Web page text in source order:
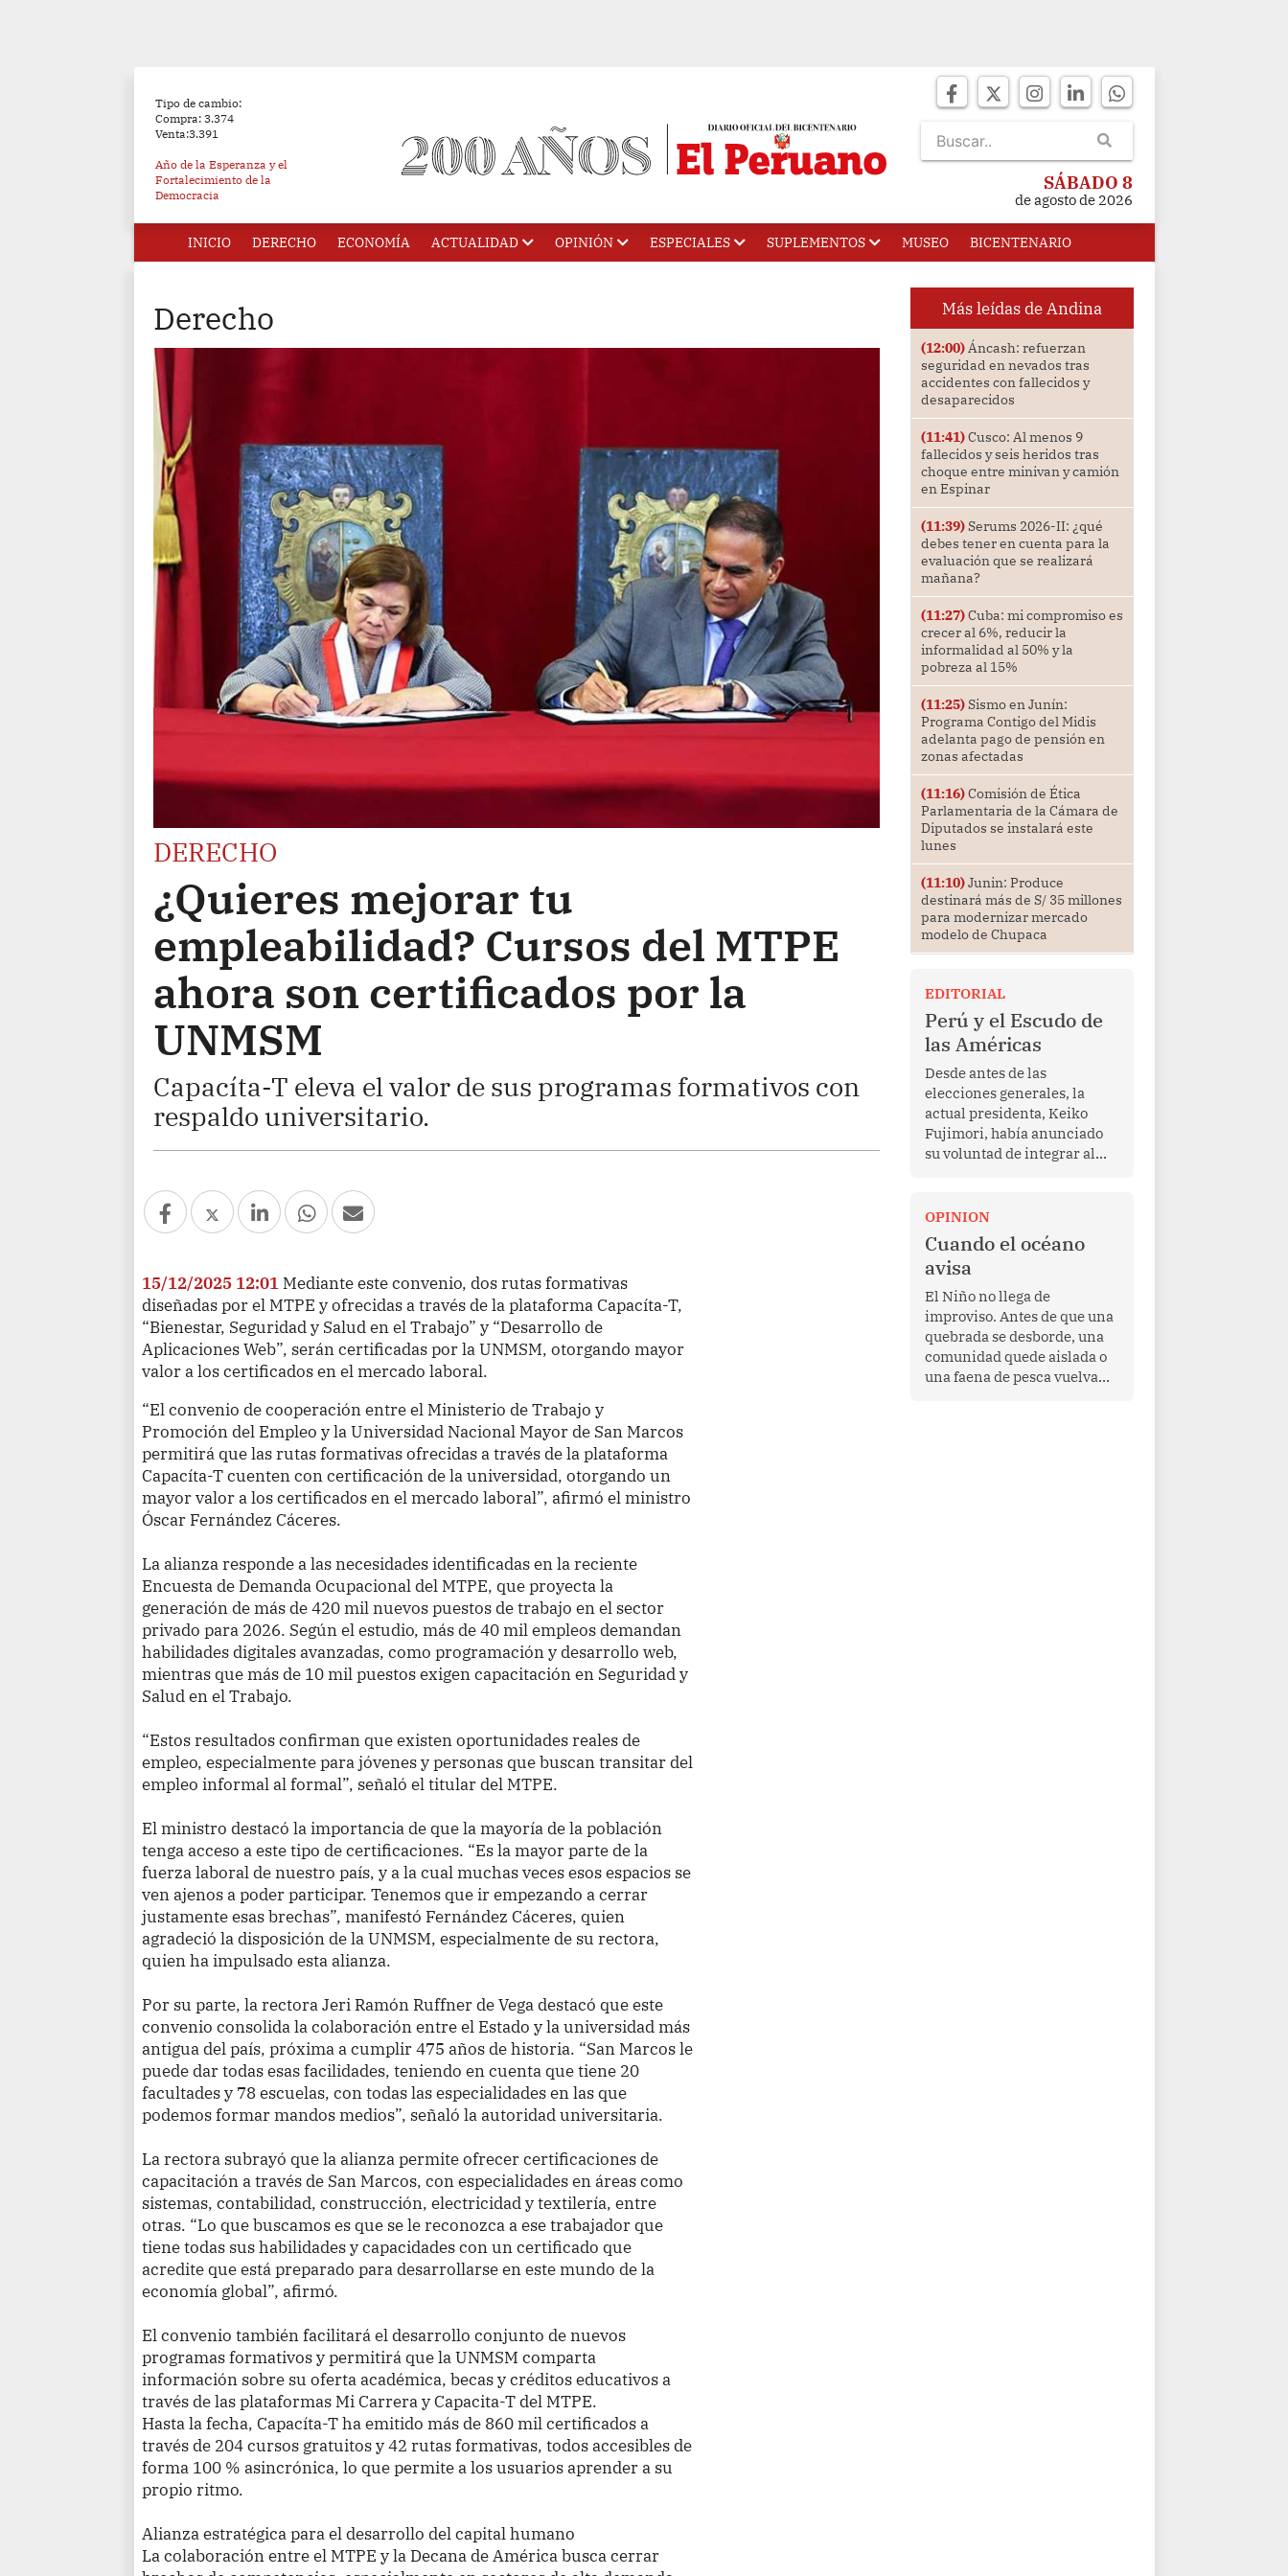
Tipo de cambio:
Compra: 3.374
Venta:3.391
Año de la Esperanza y el
Fortalecimiento de la
Democracia
SÁBADO 8
de agosto de 2026
INICIO DERECHO ECONOMÍA ACTUALIDAD OPINIÓN ESPECIALES SUPLEMENTOS MUSEO BICENTENARIO
Derecho
DERECHO
¿Quieres mejorar tu
empleabilidad? Cursos del MTPE
ahora son certificados por la
UNMSM
Capacíta-T eleva el valor de sus programas formativos con
respaldo universitario.
15/12/2025 12:01 Mediante este convenio, dos rutas formativas
diseñadas por el MTPE y ofrecidas a través de la plataforma Capacíta-T,
“Bienestar, Seguridad y Salud en el Trabajo” y “Desarrollo de
Aplicaciones Web”, serán certificadas por la UNMSM, otorgando mayor
valor a los certificados en el mercado laboral.
“El convenio de cooperación entre el Ministerio de Trabajo y
Promoción del Empleo y la Universidad Nacional Mayor de San Marcos
permitirá que las rutas formativas ofrecidas a través de la plataforma
Capacíta-T cuenten con certificación de la universidad, otorgando un
mayor valor a los certificados en el mercado laboral”, afirmó el ministro
Óscar Fernández Cáceres.
La alianza responde a las necesidades identificadas en la reciente
Encuesta de Demanda Ocupacional del MTPE, que proyecta la
generación de más de 420 mil nuevos puestos de trabajo en el sector
privado para 2026. Según el estudio, más de 40 mil empleos demandan
habilidades digitales avanzadas, como programación y desarrollo web,
mientras que más de 10 mil puestos exigen capacitación en Seguridad y
Salud en el Trabajo.
“Estos resultados confirman que existen oportunidades reales de
empleo, especialmente para jóvenes y personas que buscan transitar del
empleo informal al formal”, señaló el titular del MTPE.
El ministro destacó la importancia de que la mayoría de la población
tenga acceso a este tipo de certificaciones. “Es la mayor parte de la
fuerza laboral de nuestro país, y a la cual muchas veces esos espacios se
ven ajenos a poder participar. Tenemos que ir empezando a cerrar
justamente esas brechas”, manifestó Fernández Cáceres, quien
agradeció la disposición de la UNMSM, especialmente de su rectora,
quien ha impulsado esta alianza.
Por su parte, la rectora Jeri Ramón Ruffner de Vega destacó que este
convenio consolida la colaboración entre el Estado y la universidad más
antigua del país, próxima a cumplir 475 años de historia. “San Marcos le
puede dar todas esas facilidades, teniendo en cuenta que tiene 20
facultades y 78 escuelas, con todas las especialidades en las que
podemos formar mandos medios”, señaló la autoridad universitaria.
La rectora subrayó que la alianza permite ofrecer certificaciones de
capacitación a través de San Marcos, con especialidades en áreas como
sistemas, contabilidad, construcción, electricidad y textilería, entre
otras. “Lo que buscamos es que se le reconozca a ese trabajador que
tiene todas sus habilidades y capacidades con un certificado que
acredite que está preparado para desarrollarse en este mundo de la
economía global”, afirmó.
El convenio también facilitará el desarrollo conjunto de nuevos
programas formativos y permitirá que la UNMSM comparta
información sobre su oferta académica, becas y créditos educativos a
través de las plataformas Mi Carrera y Capacita-T del MTPE.
Hasta la fecha, Capacíta-T ha emitido más de 860 mil certificados a
través de 204 cursos gratuitos y 42 rutas formativas, todos accesibles de
forma 100 % asincrónica, lo que permite a los usuarios aprender a su
propio ritmo.
Alianza estratégica para el desarrollo del capital humano
La colaboración entre el MTPE y la Decana de América busca cerrar
Más leídas de Andina
(12:00)Áncash: refuerzan
seguridad en nevados tras
accidentes con fallecidos y
desaparecidos
(11:41)Cusco: Al menos 9
fallecidos y seis heridos tras
choque entre minivan y camión
en Espinar
(11:39)Serums 2026-II: ¿qué
debes tener en cuenta para la
evaluación que se realizará
mañana?
(11:27)Cuba: mi compromiso es
crecer al 6%, reducir la
informalidad al 50% y la
pobreza al 15%
(11:25)Sismo en Junín:
Programa Contigo del Midis
adelanta pago de pensión en
zonas afectadas
(11:16)Comisión de Ética
Parlamentaria de la Cámara de
Diputados se instalará este
lunes
(11:10)Junin: Produce
destinará más de S/ 35 millones
para modernizar mercado
modelo de Chupaca
EDITORIAL
Perú y el Escudo de
las Américas
Desde antes de las
elecciones generales, la
actual presidenta, Keiko
Fujimori, había anunciado
su voluntad de integrar al
en marzo de este año por el
mandatario estadounidense
Donald Trump, con el fin de
enfrentar al crimen
transnacional organizado y
al tráfico de drogas.
OPINION
Cuando el océano
avisa
El Niño no llega de
improviso. Antes de que una
quebrada se desborde, una
comunidad quede aislada o
una faena de pesca vuelva